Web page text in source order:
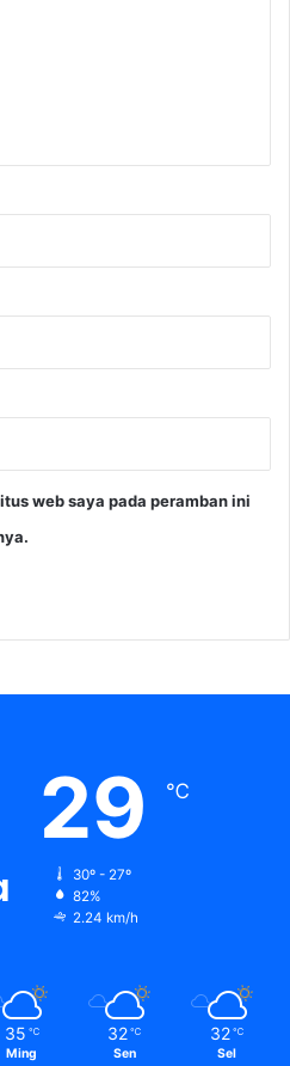
web saya pada peramban ini
29 ℃
30º - 27º
82%
2.24 km/h
35 ℃
Ming
32 ℃
Sen
32 ℃
Sel